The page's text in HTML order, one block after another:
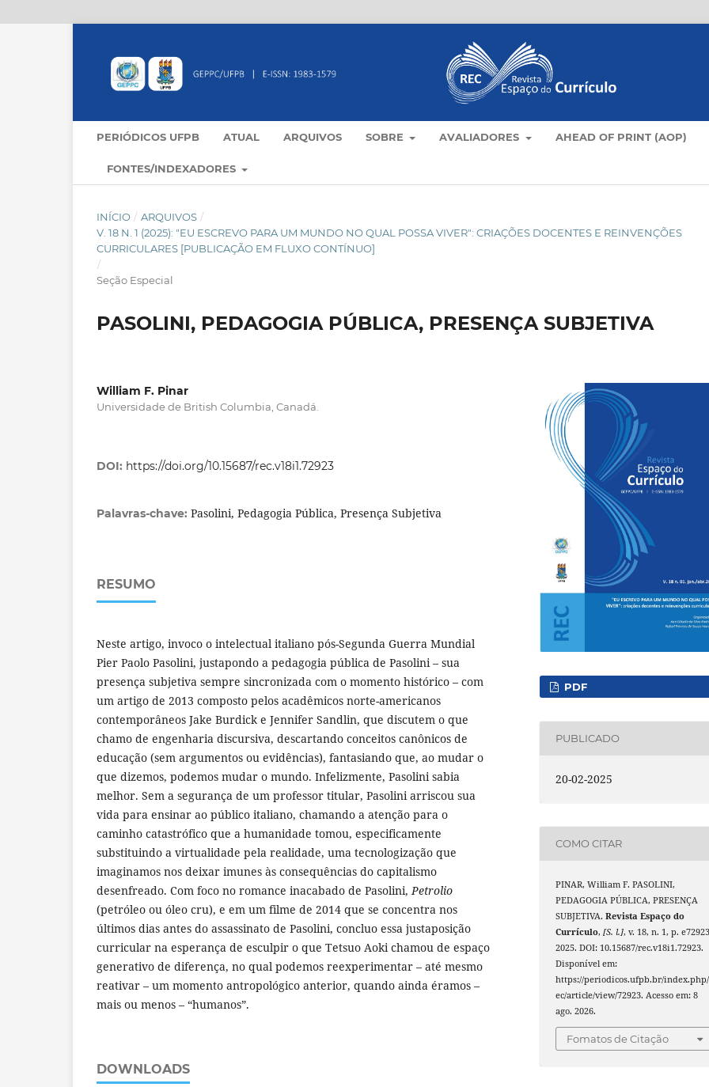
PERIÓDICOS UFPB ATUAL ARQUIVOS SOBRE AVALIADORES AHEAD OF PRINT (AOP)
FONTES/INDEXADORES
INÍCIO / ARQUIVOS /
V. 18 N. 1 (2025): "EU ESCREVO PARA UM MUNDO NO QUAL POSSA VIVER": CRIAÇÕES DOCENTES E REINVENÇÕES
CURRICULARES [PUBLICAÇÃO EM FLUXO CONTÍNUO]
/
Seção Especial
PASOLINI, PEDAGOGIA PÚBLICA, PRESENÇA SUBJETIVA
William F. Pinar
Universidade de British Columbia, Canadá.
DOI: https://doi.org/10.15687/rec.v18i1.72923
Palavras-chave: Pasolini, Pedagogia Pública, Presença Subjetiva
RESUMO
Neste artigo, invoco o intelectual italiano pós-Segunda Guerra Mundial
Pier Paolo Pasolini, justapondo a pedagogia pública de Pasolini – sua
presença subjetiva sempre sincronizada com o momento histórico – com
um artigo de 2013 composto pelos acadêmicos norte-americanos
contemporâneos Jake Burdick e Jennifer Sandlin, que discutem o que
chamo de engenharia discursiva, descartando conceitos canônicos de
educação (sem argumentos ou evidências), fantasiando que, ao mudar o
que dizemos, podemos mudar o mundo. Infelizmente, Pasolini sabia
melhor. Sem a segurança de um professor titular, Pasolini arriscou sua
vida para ensinar ao público italiano, chamando a atenção para o
caminho catastrófico que a humanidade tomou, especificamente
substituindo a virtualidade pela realidade, uma tecnologização que
imaginamos nos deixar imunes às consequências do capitalismo
desenfreado. Com foco no romance inacabado de Pasolini,Petrolio
(petróleo ou óleo cru), e em um filme de 2014 que se concentra nos
últimos dias antes do assassinato de Pasolini, concluo essa justaposição
curricular na esperança de esculpir o que Tetsuo Aoki chamou de espaço
generativo de diferença, no qual podemos reexperimentar – até mesmo
reativar – um momento antropológico anterior, quando ainda éramos –
mais ou menos – “humanos”.
DOWNLOADS
PDF
PUBLICADO
20-02-2025
COMO CITAR
PINAR, William F. PASOLINI,
PEDAGOGIA PÚBLICA, PRESENÇA
SUBJETIVA.Revista Espaço do
Currículo,[S. l.], v. 18, n. 1, p.
2025. DOI: 10.15687/rec.v18i1.72923.
Disponível em:
https://periodicos.ufpb.br/
ec/article/view/72923. Acesso em: 8
ago. 2026.
Fomatos de Citação